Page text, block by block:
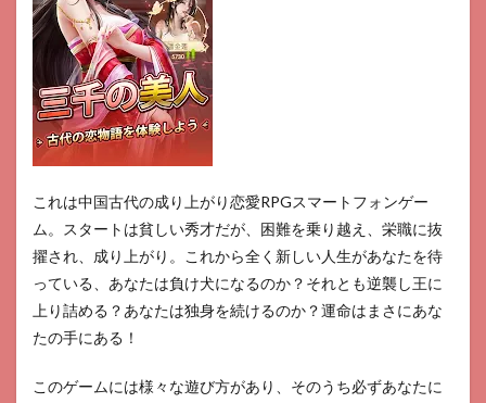
これは中国古代の成り上がり恋愛RPGスマートフォンゲー
ム。スタートは貧しい秀才だが、困難を乗り越え、栄職に抜
擢され、成り上がり。これから全く新しい人生があなたを待
っている、あなたは負け犬になるのか？それとも逆襲し王に
上り詰める？あなたは独身を続けるのか？運命はまさにあな
たの手にある！
このゲームには様々な遊び方があり、そのうち必ずあなたに